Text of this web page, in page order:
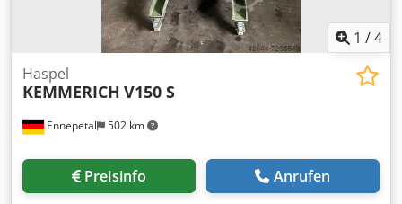
1 /4
Ennepetal 502 km
Haspel
KEMMERICH V150 S
Preisinfo Anrufen